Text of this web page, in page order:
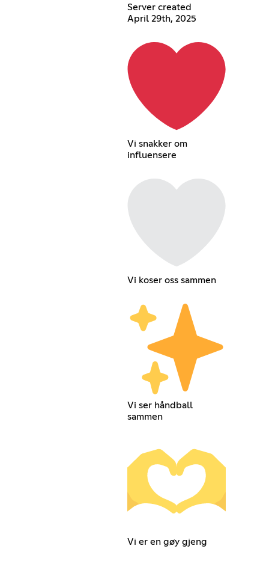
Server created
April 29th, 2025
Vi snakker om
influensere
Vi koser oss sammen
Vi ser håndball
sammen
Vi er en gøy gjeng